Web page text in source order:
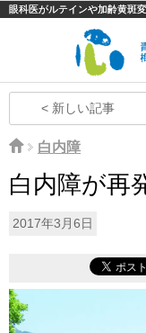
眼科医がルテインや加齢黄斑
< 新しい記事
白内障
白内障が再
2017年3月6日